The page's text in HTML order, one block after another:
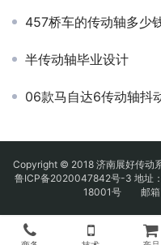
457桥车的传动轴多少
半传动轴毕业设计
06款马自达6传动轴抖
Copyright © 2018 济南展好传动
鲁ICP备2020047842号-3 地址
18001号 邮箱